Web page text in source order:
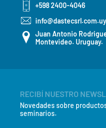
+598 2400-4046
info@dastecsrl.com.uy
Juan Antonio
Montevideo. Uruguay.
RECIBÍ NUESTRO
Novedades sobre
seminarios.